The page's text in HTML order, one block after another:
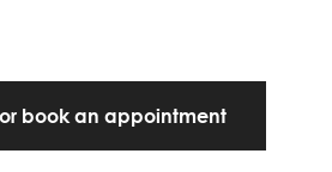
book an appointment